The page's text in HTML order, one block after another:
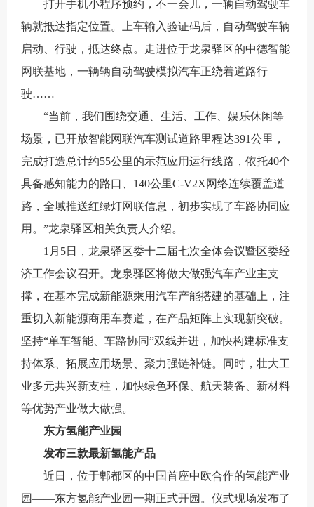
打开手机小程序预约，不一会儿，一辆自动驾驶车
辆就抵达指定位置。上车输入验证码后，自动驾驶车辆
启动、行驶，抵达终点。走进位于龙泉驿区的中德智能
网联基地，一辆辆自动驾驶模拟汽车正绕着道路行
驶……
“当前，我们围绕交通、生活、工作、娱乐休闲等
场景，已开放智能网联汽车测试道路里程达391公里，
完成打造总计约55公里的示范应用运行线路，依托40个
具备感知能力的路口、140公里C-V2X网络连续覆盖道
路，全域推送红绿灯网联信息，初步实现了车路协同应
用。”龙泉驿区相关负责人介绍。
1月5日，龙泉驿区委十二届七次全体会议暨区委经
济工作会议召开。龙泉驿区将做大做强汽车产业主支
撑，在基本完成新能源乘用汽车产能搭建的基础上，注
重切入新能源商用车赛道，在产品矩阵上实现新突破。
坚持“单车智能、车路协同”双线并进，加快构建标准支
持体系、拓展应用场景、聚力强链补链。同时，壮大工
业多元共兴新支柱，加快绿色环保、航天装备、新材料
等优势产业做大做强。
东方氢能产业园
发布三款最新氢能产品
近日，位于郫都区的中国首座中欧合作的氢能产业
园——东方氢能产业园一期正式开园。仪式现场发布了